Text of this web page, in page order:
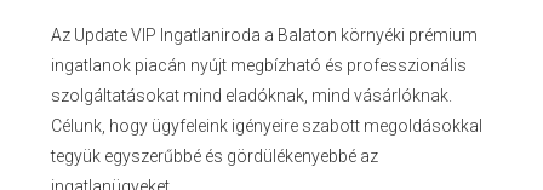
Az Update VIP Ingatlaniroda a Balaton környéki prémium
ingatlanok piacán nyújt megbízható és professzionális
szolgáltatásokat mind eladóknak, mind vásárlóknak.
Célunk, hogy ügyfeleink igényeire szabott megoldásokkal
tegyük egyszerűbbé és gördülékenyebbé az